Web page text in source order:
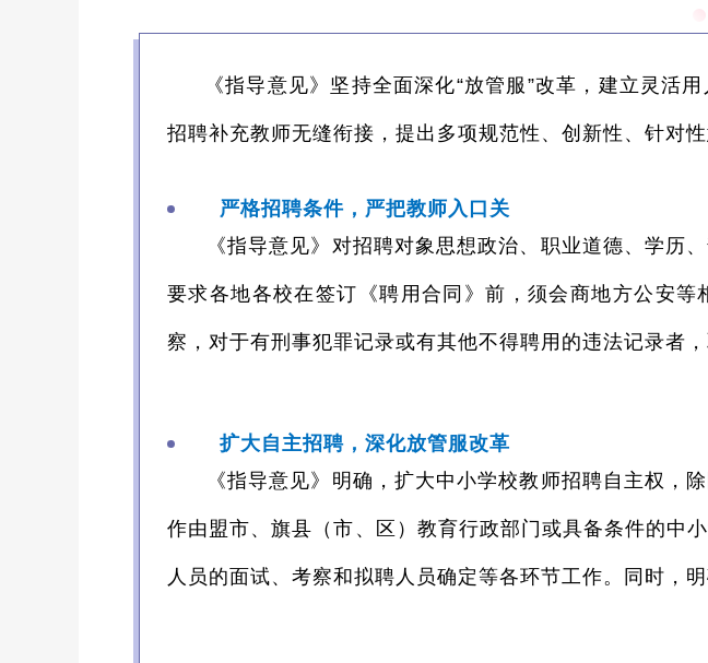
《指导意见》坚持全面深化“放管服”改革，建立灵活
招聘补充教师无缝衔接，提出多项规范性、创新性、针对
严格招聘条件，严把教师入口关
《指导意见》对招聘对象思想政治、职业道德、学历
要求各地各校在签订《聘用合同》前，须会商地方公安
察，对于有刑事犯罪记录或有其他不得聘用的违法记录者，
扩大自主招聘，深化放管服改革
《指导意见》明确，扩大中小学校教师招聘自主权，
作由盟市、旗县（市、区）教育行政部门或具备条件的中
人员的面试、考察和拟聘人员确定等各环节工作。同时，